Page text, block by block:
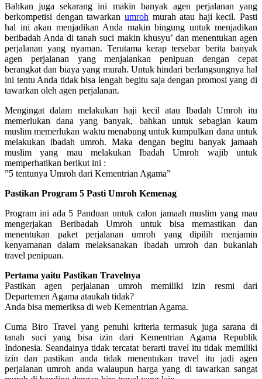
Bahkan juga sekarang ini makin banyak agen perjalanan yang
berkompetisi dengan tawarkan umroh murah atau haji kecil. Pasti
hal ini akan menjadikan Anda makin bingung untuk menjadikan
beribadah Anda di tanah suci makin khusyu’ dan menentukan agen
perjalanan yang nyaman. Terutama kerap tersebar berita banyak
agen perjalanan yang menjalankan penipuan dengan cepat
berangkat dan biaya yang murah. Untuk hindari berlangsungnya hal
ini tentu Anda tidak bisa lengah begitu saja dengan promosi yang di
tawarkan oleh agen perjalanan.
Mengingat dalam melakukan haji kecil atau Ibadah Umroh itu
memerlukan dana yang banyak, bahkan untuk sebagian kaum
muslim memerlukan waktu menabung untuk kumpulkan dana untuk
melakukan ibadah umroh. Maka dengan begitu banyak jamaah
muslim yang mau melakukan Ibadah Umroh wajib untuk
memperhatikan berikut ini :
”5 tentunya Umroh dari Kementrian Agama”
Pastikan Program 5 Pasti Umroh Kemenag
Program ini ada 5 Panduan untuk calon jamaah muslim yang mau
mengerjakan Beribadah Umroh untuk bisa memastikan dan
menentukan paket perjalanan umroh yang dipilih menjamin
kenyamanan dalam melaksanakan ibadah umroh dan bukanlah
travel penipuan.
Pertama yaitu Pastikan Travelnya
Pastikan agen perjalanan umroh memiliki izin resmi dari
Departemen Agama ataukah tidak?
Anda bisa memeriksa di web Kementrian Agama.
Cuma Biro Travel yang penuhi kriteria termasuk juga sarana di
tanah suci yang bisa izin dari Kementrian Agama Republik
Indonesia. Seandainya tidak tercatat berarti travel itu tidak memiliki
izin dan pastikan anda tidak menentukan travel itu jadi agen
perjalanan umroh anda walaupun harga yang di tawarkan sangat